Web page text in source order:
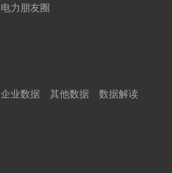
电力朋友圈
企业数据 其他数据 数据解读